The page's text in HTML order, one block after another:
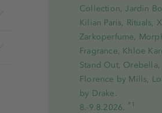
Collection, Jardin
Kilian Paris, Rituals,
Zarkoperfume,
Fragrance, Khloe
Stand Out, Orebella,
Florence by Mills,
by Drake.
8.-9.8.2026. *1